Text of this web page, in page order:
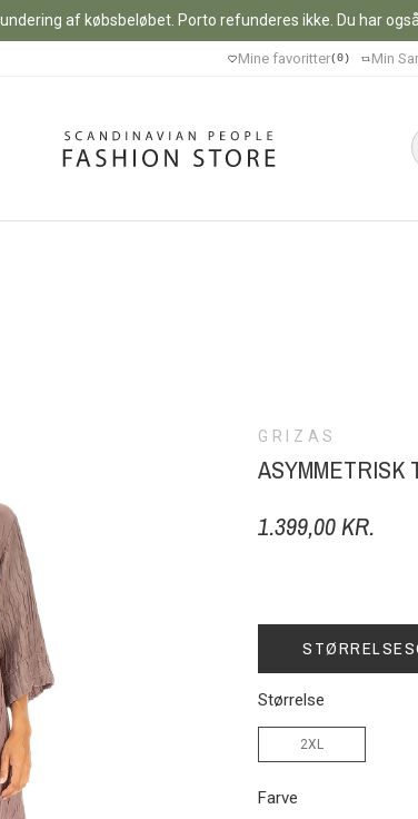
af købsbeløbet. Porto refunderes ikke. Du har
Mine favoritter 0 Min
GRIZAS
ASYMMETRISK
1.399,00 KR.
Størrelse
2XL
Farve